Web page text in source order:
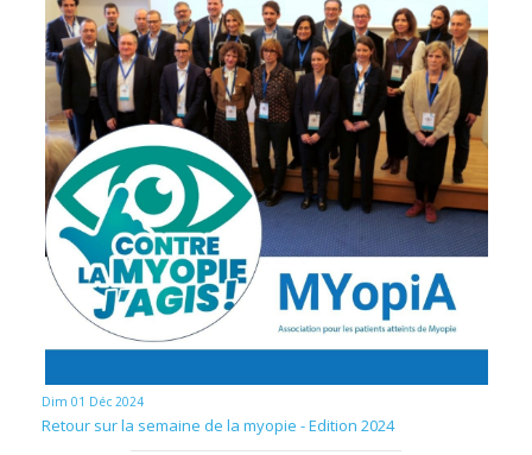
Dim 01 Déc 2024
Retour sur la semaine de la myopie - Edition 2024